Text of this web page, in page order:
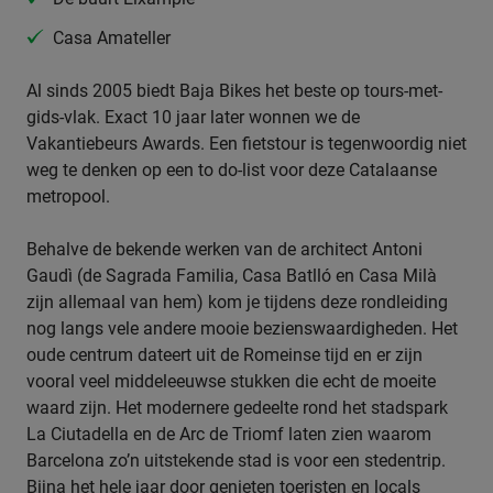
Casa Amateller
Al sinds 2005 biedt Baja Bikes het beste op tours-met-
gids-vlak. Exact 10 jaar later wonnen we de
Vakantiebeurs Awards. Een fietstour is tegenwoordig niet
weg te denken op een to do-list voor deze Catalaanse
metropool.
Behalve de bekende werken van de architect Antoni
Gaudì (de Sagrada Familia, Casa Batlló en Casa Milà
zijn allemaal van hem) kom je tijdens deze rondleiding
nog langs vele andere mooie bezienswaardigheden. Het
oude centrum dateert uit de Romeinse tijd en er zijn
vooral veel middeleeuwse stukken die echt de moeite
waard zijn. Het modernere gedeelte rond het stadspark
La Ciutadella en de Arc de Triomf laten zien waarom
Barcelona zo’n uitstekende stad is voor een stedentrip.
Bijna het hele jaar door genieten toeristen en locals